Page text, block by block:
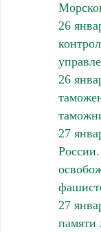
26
26
27
27
памяти